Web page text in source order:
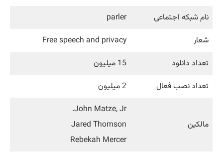
نام شبکه اجتماعی
parler
شعار
Free speech and privacy
تعداد دانلود
15 میلیون
تعداد نصب فعال
2 میلیون
مالکین
John Matze, Jr.
Jared Thomson
Rebekah Mercer